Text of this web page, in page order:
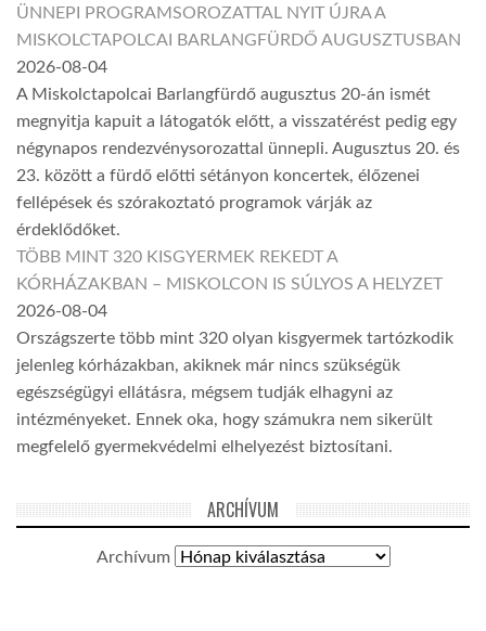
ÜNNEPI PROGRAMSOROZATTAL NYIT ÚJRA A
MISKOLCTAPOLCAI BARLANGFÜRDŐ AUGUSZTUSBAN
2026-08-04
A Miskolctapolcai Barlangfürdő augusztus 20-án ismét
megnyitja kapuit a látogatók előtt, a visszatérést pedig egy
négynapos rendezvénysorozattal ünnepli. Augusztus 20. és
23. között a fürdő előtti sétányon koncertek, élőzenei
fellépések és szórakoztató programok várják az
érdeklődőket.
TÖBB MINT 320 KISGYERMEK REKEDT A
KÓRHÁZAKBAN – MISKOLCON IS SÚLYOS A HELYZET
2026-08-04
Országszerte több mint 320 olyan kisgyermek tartózkodik
jelenleg kórházakban, akiknek már nincs szükségük
egészségügyi ellátásra, mégsem tudják elhagyni az
intézményeket. Ennek oka, hogy számukra nem sikerült
megfelelő gyermekvédelmi elhelyezést biztosítani.
ARCHÍVUM
Archívum